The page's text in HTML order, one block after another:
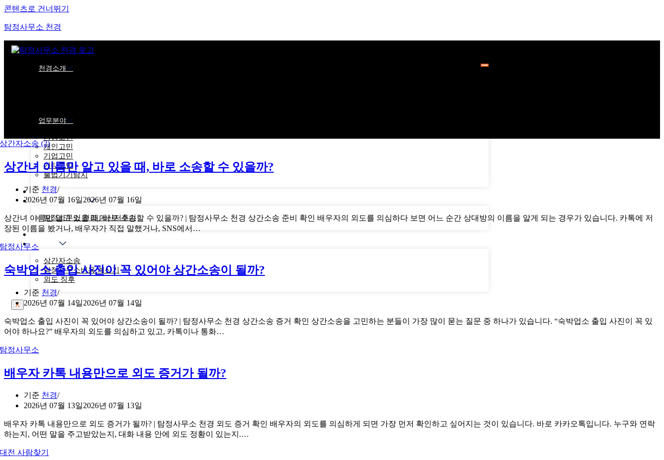
콘텐츠로 건너뛰기
탐정사무소 천경
천경소개
업무분야
가정고민
개인고민
기업고민
기타고민
불법기기탐지
온라인문의
탐정사무소 후기
탐정사무소 천경 메신저후기
천경 뉴스
상간자소송
탐정사무소비용 계산기
외도 징후
X
상간녀 이름만 알고 있을 때, 바로 소송할 수 있을까?
기준 천경
2026년 07월 16일2026년 07월 16일
상간녀 이름만 알고 있을 때, 바로 소송할 수 있을까? | 탐정사무소 천경 상간소송 준비 확인 배우자의 외도를 의심하다 보면 어느 순간 상대방의 이름을 알게 되는 경우가 있습니다. 카톡에 저
장된 이름을 봤거나, 배우자가 직접 말했거나, SNS에서…
숙박업소 출입 사진이 꼭 있어야 상간소송이 될까?
기준 천경
2026년 07월 14일2026년 07월 14일
숙박업소 출입 사진이 꼭 있어야 상간소송이 될까? | 탐정사무소 천경 상간소송 증거 확인 상간소송을 고민하는 분들이 가장 많이 묻는 질문 중 하나가 있습니다. “숙박업소 출입 사진이 꼭 있
어야 하나요?” 배우자의 외도를 의심하고 있고, 카톡이나 통화…
배우자 카톡 내용만으로 외도 증거가 될까?
기준 천경
2026년 07월 13일2026년 07월 13일
배우자 카톡 내용만으로 외도 증거가 될까? | 탐정사무소 천경 외도 증거 확인 배우자의 외도를 의심하게 되면 가장 먼저 확인하고 싶어지는 것이 있습니다. 바로 카카오톡입니다. 누구와 연락
하는지, 어떤 말을 주고받았는지, 대화 내용 안에 외도 정황이 있는지.…